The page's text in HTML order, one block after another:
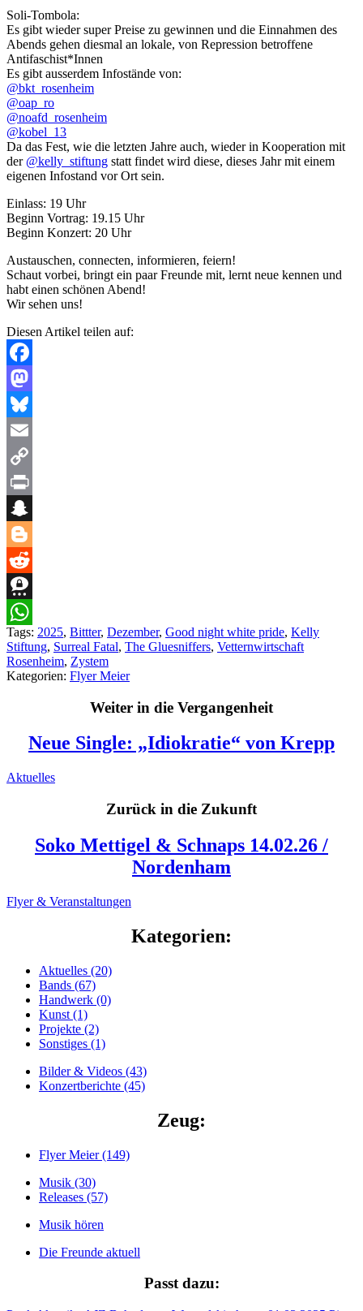
Soli-Tombola:
Es gibt wieder super Preise zu gewinnen und die Einnahmen des
Abends gehen diesmal an lokale, von Repression betroffene
Antifaschist*Innen
Es gibt ausserdem Infostände von:
@bkt_rosenheim
@oap_ro
@noafd_rosenheim
@kobel_13
Da das Fest, wie die letzten Jahre auch, wieder in Kooperation mit
der @kelly_stiftung statt findet wird diese, dieses Jahr mit einem
eigenen Infostand vor Ort sein.
Einlass: 19 Uhr
Beginn Vortrag: 19.15 Uhr
Beginn Konzert: 20 Uhr
Austauschen, connecten, informieren, feiern!
Schaut vorbei, bringt ein paar Freunde mit, lernt neue kennen und
habt einen schönen Abend!
Wir sehen uns!
Diesen Artikel teilen auf:
Facebook
Mastodon
Bluesky
Email
Copy
Link
Print
Snapchat
Blogger
Reddit
Threema
WhatsApp
Tags: 2025, Bittter, Dezember, Good night white pride, Kelly
Stiftung, Surreal Fatal, The Gluesniffers, Vetternwirtschaft
Rosenheim, Zystem
Kategorien: Flyer Meier
Weiter in die Vergangenheit
Neue Single: „Idiokratie“ von Krepp
Aktuelles
Zurück in die Zukunft
Soko Mettigel & Schnaps 14.02.26 /
Nordenham
Flyer & Veranstaltungen
Kategorien:
Aktuelles (20)
Bands (67)
Handwerk (0)
Kunst (1)
Projekte (2)
Sonstiges (1)
Bilder & Videos (43)
Konzertberichte (45)
Zeug:
Flyer Meier (149)
Musik (30)
Releases (57)
Musik hören
Die Freunde aktuell
Passt dazu: